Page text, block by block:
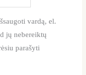
vardą, el.
jų nebereiktų
parašyti